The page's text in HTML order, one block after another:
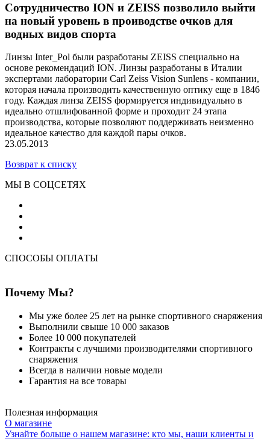
Сотрудничество ION и ZEISS позволило выйти
на новый уровень в проиводстве очков для
водных видов спорта
Линзы Inter_Pol были разработаны ZEISS специально на
основе рекомендаций ION. Линзы разработаны в Италии
экспертами лаборатории Carl Zeiss Vision Sunlens - компании,
которая начала производить качественную оптику еще в 1846
году. Каждая линза ZEISS формируется индивидуально в
идеально отшлифованной форме и проходит 24 этапа
производства, которые позволяют поддерживать неизменно
идеальное качество для каждой пары очков.
23.05.2013
Возврат к списку
МЫ В СОЦСЕТЯХ
СПОСОБЫ ОПЛАТЫ
Почему Мы?
Мы уже более 25 лет на рынке спортивного снаряжения
Выполнили свыше 10 000 заказов
Более 10 000 покупателей
Контракты с лучшими производителями спортивного
снаряжения
Всегда в наличии новые модели
Гарантия на все товары
Полезная информация
О магазине
Узнайте больше о нашем магазине: кто мы, наши клиенты и